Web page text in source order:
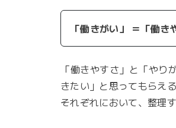
「働きがい」 ＝「働き
「働きやすさ」と「や
きたい」と思ってもらえ
それぞれにおいて、整理